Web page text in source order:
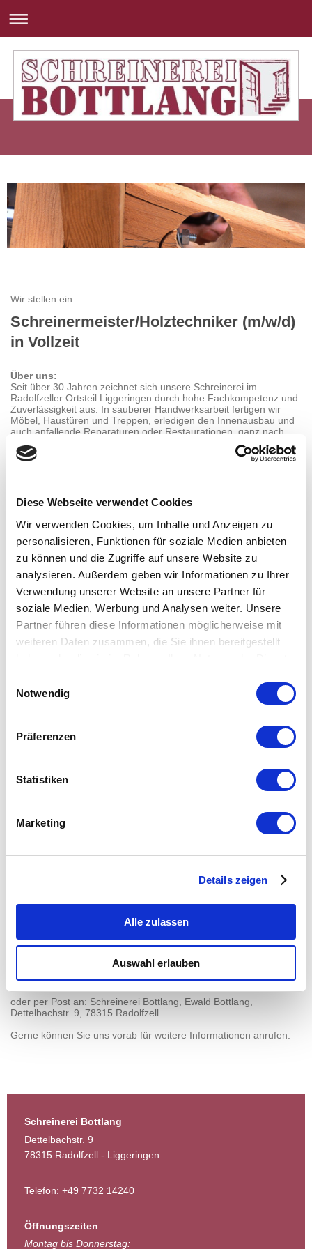
Diese Webseite verwendet Cookies
Wir verwenden Cookies, um Inhalte und Anzeigen zu
personalisieren, Funktionen für soziale Medien anbieten
zu können und die Zugriffe auf unsere Website zu
analysieren. Außerdem geben wir Informationen zu Ihrer
Verwendung unserer Website an unsere Partner für
soziale Medien, Werbung und Analysen weiter. Unsere
Partner führen diese Informationen möglicherweise mit
weiteren Daten zusammen, die Sie ihnen bereitgestellt
haben oder die sie im Rahmen Ihrer Nutzung der Dienste
Notwendig
Präferenzen
Statistiken
Marketing
Details zeigen
Alle zulassen
Auswahl erlauben
Wir stellen ein:
Schreinermeister/Holztechniker (m/w/d)
in Vollzeit
Über uns:
Seit über 30 Jahren zeichnet sich unsere Schreinerei im
Radolfzeller Ortsteil Liggeringen durch hohe Fachkompetenz und
Zuverlässigkeit aus. In sauberer Handwerksarbeit fertigen wir
Möbel, Haustüren und Treppen, erledigen den Innenausbau und
auch anfallende Reparaturen oder Restaurationen, ganz nach
"Von der Haustür bis zum Schrank Qualität aus Meisterhand!"
Bedienung und Programmierung unserer CNC-Maschine
mit Perspektive dies auch um CAD-Konstruktion zu
ergänzen
Planung und Umsetzung individueller Projekte nach
Kundenwunsch
Qualitätssicherung/Endkontrolle der gefertigten Produkte
Anleitung und Schulung von Auszubildenden
Arbeiten im Möbelbau - von der Fertigung bis zur Montage
Fertigung und Montage von Haustüren,
Wohnungseingangstüren und Raumspartreppen
Entwicklungsmöglichkeit: CAD
Erfahrung im Möbelbau und Bauschreinerarbeiten
Kenntnisse in der CNC-Programmierung und -Bedienung
Führerschein Klasse B
Unbefristete Festanstellung in einem zukunftsorientierten
Bauschreinerarbeiten
Arbeit mit einem stetig erweiterten Maschinenpark
Weiterbildungsmöglichkeiten und langfristige
Wir freuen uns auf Ihre Bewerbung!
Senden Sie Ihre Unterlagen per E-mail an info@schreinerei-
bottlang.de
oder per Post an: Schreinerei Bottlang, Ewald Bottlang,
Dettelbachstr. 9, 78315 Radolfzell
Gerne können Sie uns vorab für weitere Informationen anrufen.
Schreinerei Bottlang
Dettelbachstr. 9
78315 Radolfzell - Liggeringen
Telefon: +49 7732 14240
Öffnungszeiten
Montag bis Donnerstag: